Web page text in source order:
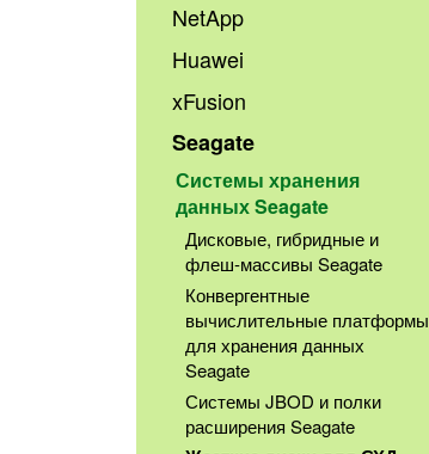
NetApp
Huawei
xFusion
Seagate
Системы хранения
данных Seagate
Дисковые, гибридные и
флеш-массивы Seagate
Конвергентные
вычислительные платформы
для хранения данных
Seagate
Системы JBOD и полки
расширения Seagate